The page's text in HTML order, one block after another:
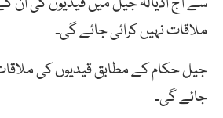
ملاقات نہیں کرائی جائے گی۔
جیل حکام کے مطابق قیدیوں کی
جائے گی۔